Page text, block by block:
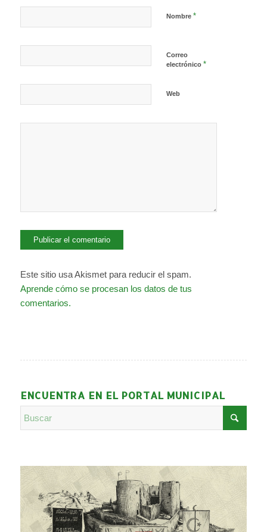
Nombre *
Correo
electrónico *
Web
Este sitio usa Akismet para reducir el spam.
Aprende cómo se procesan los datos de tus
comentarios.
ENCUENTRA EN EL PORTAL MUNICIPAL